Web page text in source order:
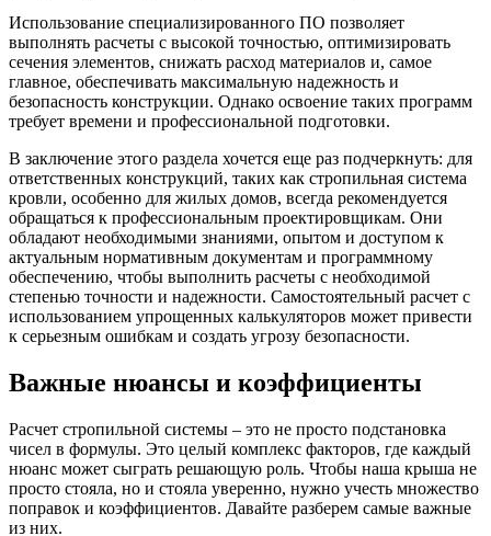
Использование специализированного ПО позволяет
выполнять расчеты с высокой точностью, оптимизировать
сечения элементов, снижать расход материалов и, самое
главное, обеспечивать максимальную надежность и
безопасность конструкции. Однако освоение таких программ
требует времени и профессиональной подготовки.
В заключение этого раздела хочется еще раз подчеркнуть: для
ответственных конструкций, таких как стропильная система
кровли, особенно для жилых домов, всегда рекомендуется
обращаться к профессиональным проектировщикам. Они
обладают необходимыми знаниями, опытом и доступом к
актуальным нормативным документам и программному
обеспечению, чтобы выполнить расчеты с необходимой
степенью точности и надежности. Самостоятельный расчет с
использованием упрощенных калькуляторов может привести
к серьезным ошибкам и создать угрозу безопасности.
Важные нюансы и коэффициенты
Расчет стропильной системы – это не просто подстановка
чисел в формулы. Это целый комплекс факторов, где каждый
нюанс может сыграть решающую роль. Чтобы наша крыша не
просто стояла, но и стояла уверенно, нужно учесть множество
поправок и коэффициентов. Давайте разберем самые важные
из них.